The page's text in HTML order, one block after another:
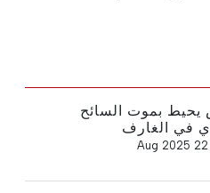
يحيط بموت السائح
في الغارف
22 Aug 2025